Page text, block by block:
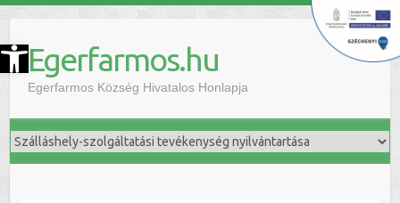
Eszköztár megnyitása Egerfarmos.hu
Egerfarmos Község Hivatalos Honlapja